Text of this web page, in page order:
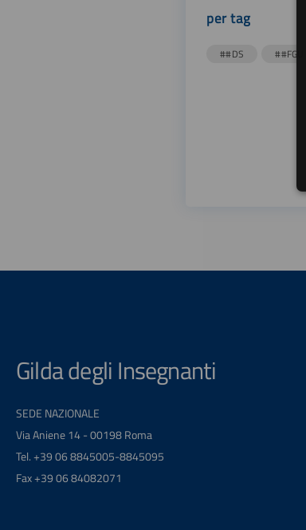
per tag
##DS ##FGU
Gilda degli Insegnanti
SEDE NAZIONALE
Via Aniene 14 - 00198 Roma
Tel. +39 06 8845005-8845095
Fax +39 06 84082071